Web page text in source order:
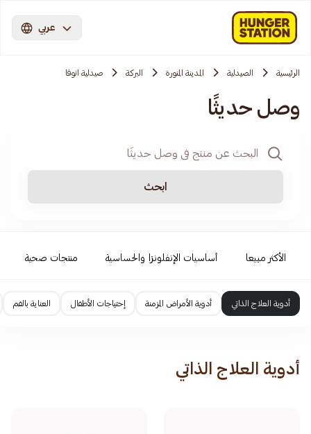
عربي
الرئيسية الصيدلية المدينة المنورة البركة صيدلية انوفا
وصل حديثًا
ابحث
الأكثر مبيعا أساسيات الإنفلونزا والحساسية منتجات صحية
أدوية العلاج الذاتي أدوية الأمراض المزمنة إحتياجات الأطفال العناية بالفم
أدوية العلاج الذاتي